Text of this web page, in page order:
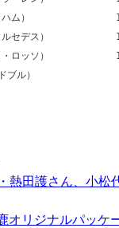
ケータハム） 1
（メルセデス） 1
トロ・ロッソ） 1
レッドブル） 1
熱田護さん、小松
オリジナルパッケ